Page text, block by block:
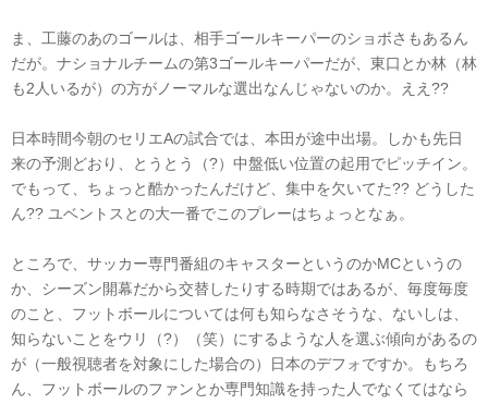
ま、工藤のあのゴールは、相手ゴールキーパーのショボさもあるん
だが。ナショナルチームの第3ゴールキーパーだが、東口とか林（林
も2人いるが）の方がノーマルな選出なんじゃないのか。ええ??
日本時間今朝のセリエAの試合では、本田が途中出場。しかも先日
来の予測どおり、とうとう（?）中盤低い位置の起用でピッチイン。
でもって、ちょっと酷かったんだけど、集中を欠いてた?? どうした
ん?? ユベントスとの大一番でこのプレーはちょっとなぁ。
ところで、サッカー専門番組のキャスターというのかMCというの
か、シーズン開幕だから交替したりする時期ではあるが、毎度毎度
のこと、フットボールについては何も知らなさそうな、ないしは、
知らないことをウリ（?）（笑）にするような人を選ぶ傾向があるの
が（一般視聴者を対象にした場合の）日本のデフォですか。もちろ
ん、フットボールのファンとか専門知識を持った人でなくてはなら